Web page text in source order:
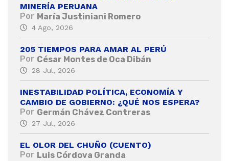
MINERÍA PERUANA
Por María Justiniani Romero
4 Ago, 2026
205 TIEMPOS PARA AMAR AL PERÚ
Por César Montes de Oca Dibán
28 Jul, 2026
INESTABILIDAD POLÍTICA, ECONOMÍA Y
CAMBIO DE GOBIERNO: ¿QUÉ NOS ESPERA?
Por Germán Chávez Contreras
27 Jul, 2026
EL OLOR DEL CHUÑO (CUENTO)
Por Luis Córdova Granda